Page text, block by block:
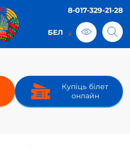
8-017-329-21-28
Купіць білет
онлайн